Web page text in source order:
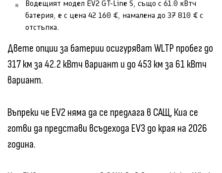
Водещият модел EV2 GT-Line S, също с 61.0 кВтч
батерия, е с цена 42 160 €, намалена до 37 810 € с
отстъпка.
Двете опции за батерии осигуряват WLTP пробег до
317 км за 42.2 кВтч вариант и до 453 км за 61 кВтч
вариант.
Въпреки че EV2 няма да се предлага в САЩ, Киа се
готви да представи всъдехода EV3 до края на 2026
година.